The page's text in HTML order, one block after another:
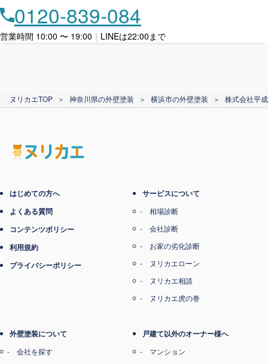
ローン利用
カード支払い
0120-839-084
営業時間 10:00 〜 19:00 ｜ LINEは22:00まで
ヌリカエTOP ＞ 神奈川県の外壁塗装 ＞ 横浜市の外壁塗装 ＞ 株式会社平
はじめての方へ
よくある質問
コンテンツポリシー
利用規約
プライバシーポリシー
サービスについて
相場診断
会社診断
お家の劣化診断
ヌリカエローン
ヌリカエ相談
ヌリカエ虎の巻
外壁塗装について
会社を探す
戸建て以外のオーナー様へ
マンション